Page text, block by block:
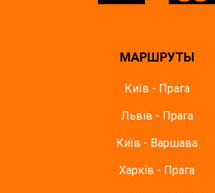
МАРШРУТЫ
Київ - Прага
Львів - Прага
Київ - Варшава
Харків - Прага